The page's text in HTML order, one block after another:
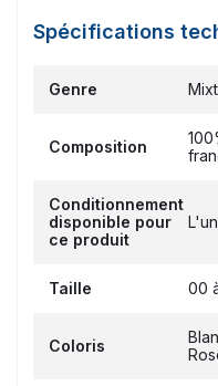
Spécifications
Genre
Composition
Conditionnement
disponible pour
ce produit
Taille 00
Coloris